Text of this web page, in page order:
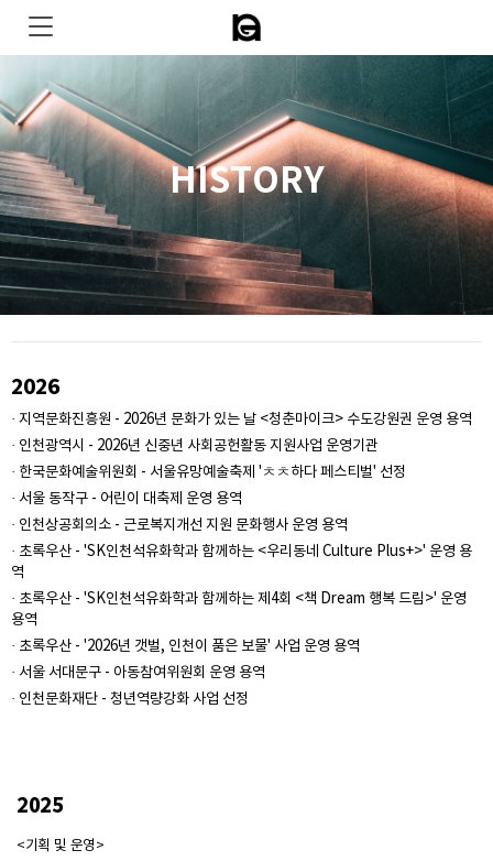
HISTORY
2026
· 지역문화진흥원 - 2026년 문화가 있는 날 <청춘마이크> 수도강원권 운영 용역
· 인천광역시 - 2026년 신중년 사회공헌활동 지원사업 운영기관
· 한국문화예술위원회 - 서울유망예술축제 'ㅊㅊ하다 페스티벌' 선정
· 서울 동작구 - 어린이 대축제 운영 용역
· 인천상공회의소 - 근로복지개선 지원 문화행사 운영 용역
· 초록우산 - 'SK인천석유화학과 함께하는 <우리동네 Culture Plus+>' 운영 용
역
· 초록우산 - 'SK인천석유화학과 함께하는 제4회 <책 Dream 행복 드림>' 운영
용역
· 초록우산 - '2026년 갯벌, 인천이 품은 보물' 사업 운영 용역
· 서울 서대문구 - 아동참여위원회 운영 용역
· 인천문화재단 - 청년역량강화 사업 선정
2025
<기획 및 운영>